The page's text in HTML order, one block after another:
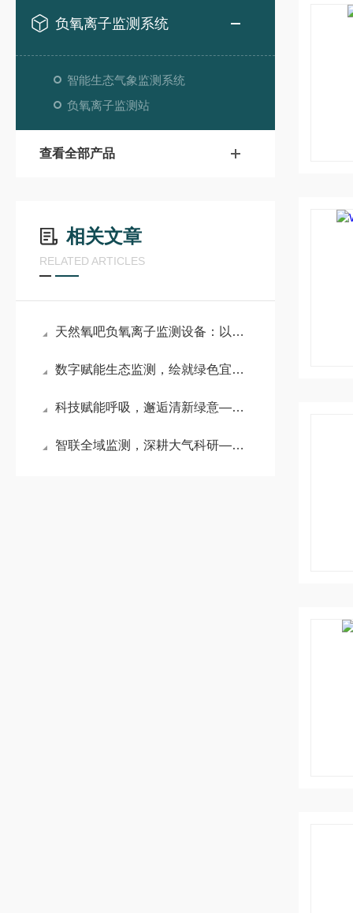
负氧离子监测系统
智能生态气象监测系统
负氧离子监测站
查看全部产品
相关文章
RELATED ARTICLES
天然氧吧负氧离子监测设备：以精准监测护生态底色，赋能自然环境科学管护
数字赋能生态监测，绘就绿色宜居画卷——负氧离子自动监测系统应用介绍
科技赋能呼吸，邂逅清新绿意——公园气象监测站点亮康养生活
智联全域监测，深耕大气科研——科研型大气负氧离子智能监测系统